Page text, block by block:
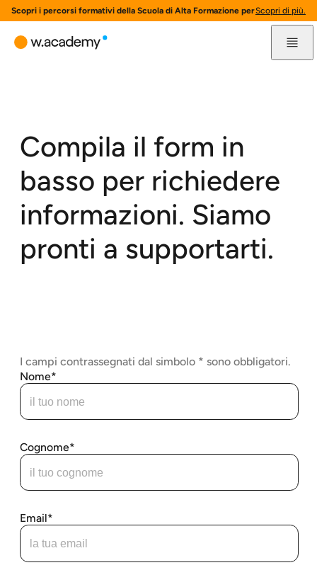
Scopri i percorsi formativi della Scuola di Alta Formazione per l'innovazione
Scopri di più.
Compila il form in
basso per richiedere
informazioni. Siamo
pronti a supportarti.
I campi contrassegnati dal simbolo * sono obbligatori.
Nome
Cognome
Email